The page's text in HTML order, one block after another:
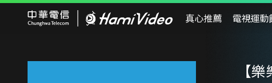
真心推薦 電視運動
【